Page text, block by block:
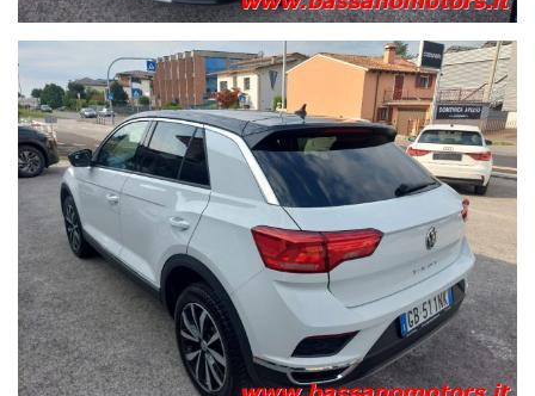
posteriori - Piano di copertura vano bagagli ribaltabile ed
estraibile [3U1] - Pomello del cambio in pelle -
Predisposizione fissaggio seggiolino bambino norma "Isofix" -
Pretensionatore cinture anteriori - Radio "Ready2Discover" da
8'' - Ricezione Radio Digitale DAB+ [QV3] - Sedile guida
regolabile in altezza - Sedile posteriore con schienale
divisibile asimmetricamente e ribaltabile - Sensore pioggia -
Servosterzo elettromeccanico - Specchietti retrovisori esterni
regolabili e riscaldabili elettr. - Spia di controllo pressione
pneumatici - Spia e segnale acustico cinture di sicurezza
anteriori e posteriori non allacciate - Tergilunotto con
regolazione di intermittenza - Tire Mobility Set (kit riparazione
pneumatici) - Volante multifunzionale in pelle - Volante
regolabile in altezza e profondità